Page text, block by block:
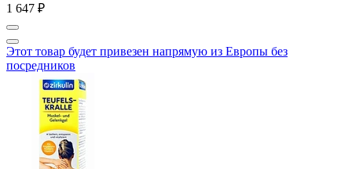
1 647 ₽
Этот товар будет привезен напрямую из Европы без
посредников